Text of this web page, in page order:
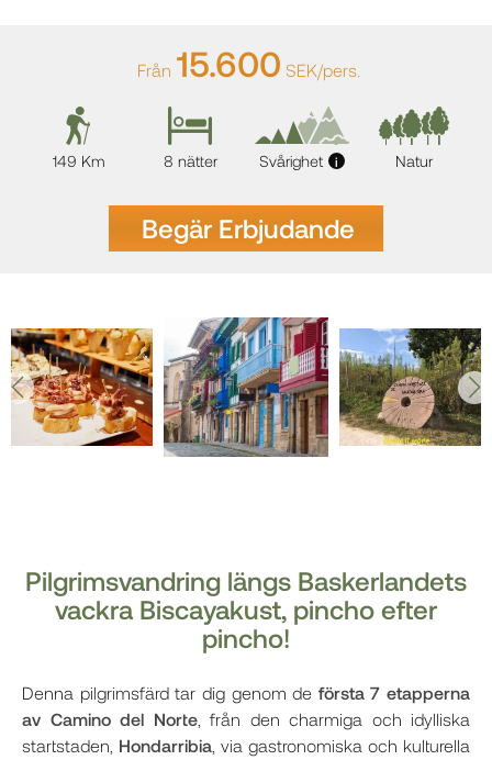
Från 15.600 SEK/pers.
149 Km 8 nätter Svårighet i Natur
Begär Erbjudande
Pilgrimsvandring längs Baskerlandets
vackra Biscayakust, pincho efter
pincho!
Denna pilgrimsfärd tar dig genom de första 7 etapperna
av Camino del Norte, från den charmiga och idylliska
startstaden, Hondarribia , via gastronomiska och kulturella